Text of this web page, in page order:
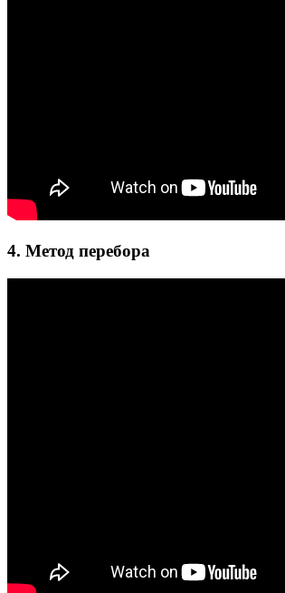
4. Метод перебора